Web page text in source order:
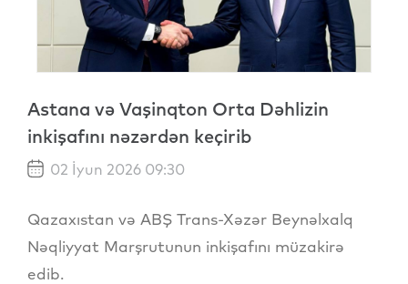
Astana və Vaşinqton Orta Dəhlizin
inkişafını nəzərdən keçirib
02 İyun 2026 09:30
Qazaxıstan və ABŞ Trans-Xəzər Beynəlxalq
Nəqliyyat Marşrutunun inkişafını müzakirə
edib.